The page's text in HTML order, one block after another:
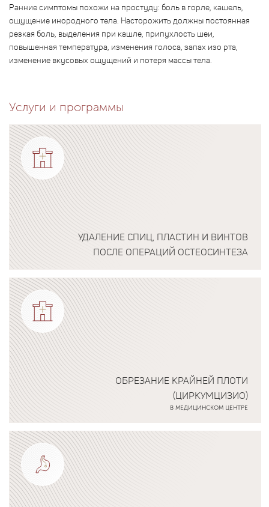
Ранние симптомы похожи на простуду: боль в горле, кашель,
ощущение инородного тела. Насторожить должны постоянная
резкая боль, выделения при кашле, припухлость шеи,
повышенная температура, изменения голоса, запах изо рта,
изменение вкусовых ощущений и потеря массы тела.
Услуги и программы
УДАЛЕНИЕ СПИЦ, ПЛАСТИН И ВИНТОВ
ПОСЛЕ ОПЕРАЦИЙ ОСТЕОСИНТЕЗА
Подробнее о программе
ОБРЕЗАНИЕ КРАЙНЕЙ ПЛОТИ
(ЦИРКУМЦИЗИО)
В МЕДИЦИНСКОМ ЦЕНТРЕ
Подробнее о программе